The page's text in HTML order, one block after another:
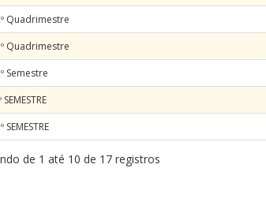
Quadrimestre
Quadrimestre
Semestre
SEMESTRE
SEMESTRE
de 1 até 10 de 17 registros